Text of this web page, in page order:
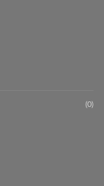
(0)